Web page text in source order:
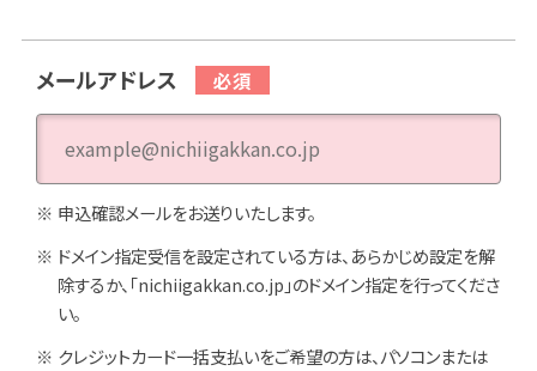
メールアドレス
申込確認メールをお送りいたします。
ドメイン指定受信を設定されている方は、あらかじめ設定を解
除するか、「nichiigakkan.co.jp」のドメイン指定を行ってくださ
い。
クレジットカード一括支払いをご希望の方は、パソコンまたは